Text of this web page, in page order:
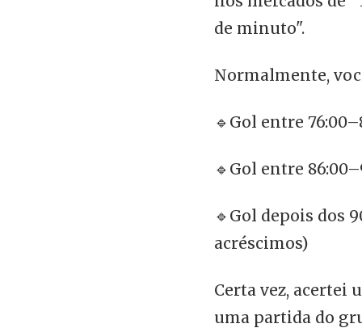
de minuto".
Normalmente,
🔹Gol entre
🔹Gol entre
🔹Gol depois dos
acréscimos)
Certa vez, acertei
uma partida do